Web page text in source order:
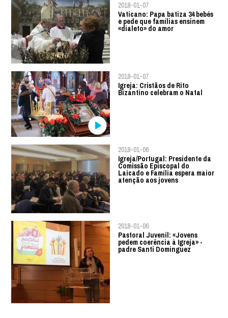
2018-01-07
Vaticano: Papa batiza 34 bebés
e pede que famílias ensinem
«dialeto» do amor
2018-01-07
Igreja: Cristãos de Rito
Bizantino celebram o Natal
2018-01-06
Igreja/Portugal: Presidente da
Comissão Episcopal do
Laicado e Família espera maior
atenção aos jovens
2018-01-06
Pastoral Juvenil: «Jovens
pedem coerência à Igreja» -
padre Santi Dominguez